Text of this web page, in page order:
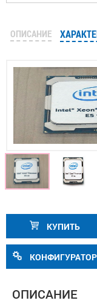
ОПИСАНИЕ
КУПИТЬ
КОНФИГУРАТОР
ОПИСАНИЕ